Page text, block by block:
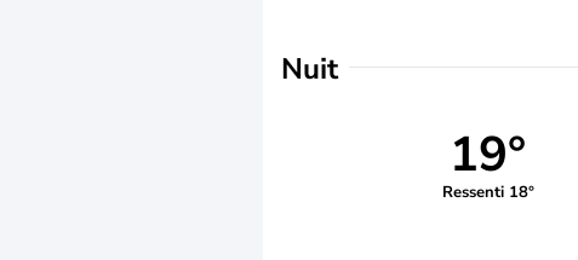
Nuit
19°
Ressenti 18°